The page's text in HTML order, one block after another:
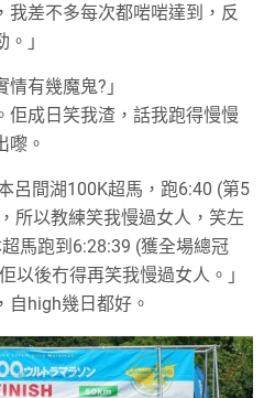
我差不多每次都啱啱達到，反
」
情有幾魔鬼?」
佢成日笑我渣，話我跑得慢慢
嚟。
呂間湖100K超馬，跑6:40 (第5
所以教練笑我慢過女人，笑左
馬跑到6:28:39 (獲全場總冠
以後冇得再笑我慢過女人。」
自high幾日都好。